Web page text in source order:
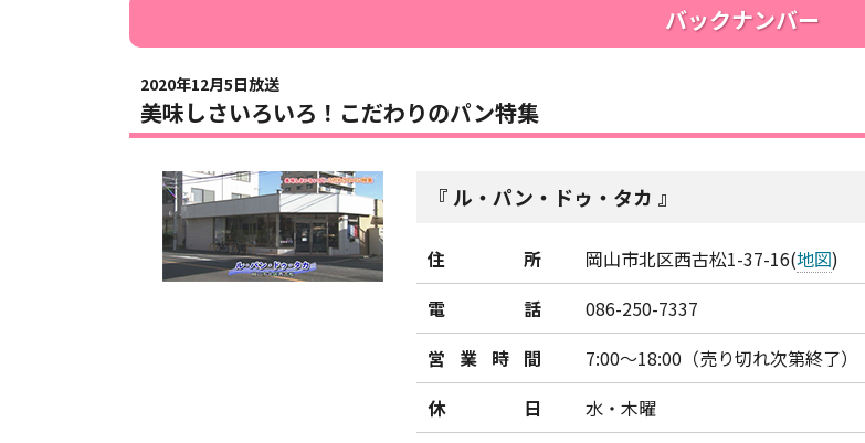
バックナンバー
2020年12月5日放送
美味しさいろいろ！こだわりのパン特集
ル・パン・ドゥ・タカ
住所 岡山市北区西古松1-37-16(地図)
電話
086-250-7337
営業時間
7:00～18:00（売り切れ次第終了）
休日
水・木曜